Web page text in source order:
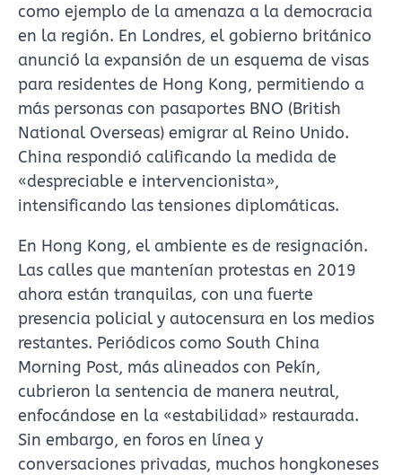
como ejemplo de la amenaza a la democracia
en la región. En Londres, el gobierno británico
anunció la expansión de un esquema de visas
para residentes de Hong Kong, permitiendo a
más personas con pasaportes BNO (British
National Overseas) emigrar al Reino Unido.
China respondió calificando la medida de
«despreciable e intervencionista»,
intensificando las tensiones diplomáticas.
En Hong Kong, el ambiente es de resignación.
Las calles que mantenían protestas en 2019
ahora están tranquilas, con una fuerte
presencia policial y autocensura en los medios
restantes. Periódicos como South China
Morning Post, más alineados con Pekín,
cubrieron la sentencia de manera neutral,
enfocándose en la «estabilidad» restaurada.
Sin embargo, en foros en línea y
conversaciones privadas, muchos hongkoneses